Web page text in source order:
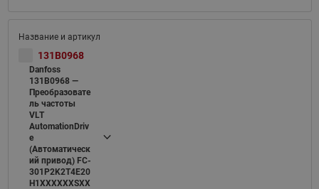
131B0968
Danfoss
131B0968 —
Преобразовате
ль частоты
VLT
AutomationDriv
e
(Автоматическ
ий привод) FC-
301P2K2T4E20
H1XXXXXXSXX